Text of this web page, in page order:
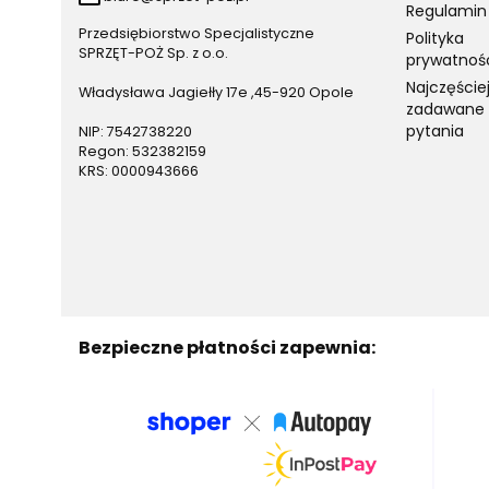
Przedsiębiorstwo Specjalistyczne
SPRZĘT-POŻ Sp. z o.o.
Władysława Jagiełły 17e ,45-920 Opole
NIP: 7542738220
Regon: 532382159
KRS: 0000943666
Regulamin
Polityka
Najczęściej
zadawane
pytania
Bezpieczne płatności zapewnia: